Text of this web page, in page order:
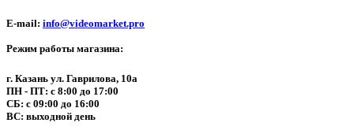
E-mail: info@videomarket.pro
Режим работы магазина:
г. Казань ул. Гаврилова, 10а
ПН - ПТ: с 8:00 до 17:00
СБ: с 09:00 до 16:00
ВС: выходной день